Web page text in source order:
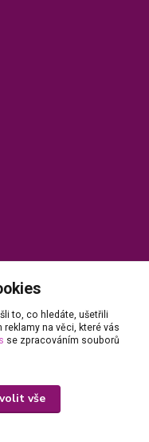
to, co hledáte, ušetřili
na věci, které vás
se zpracováním souborů
vše